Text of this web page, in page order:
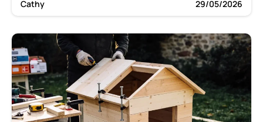
Cathy 29/05/2026